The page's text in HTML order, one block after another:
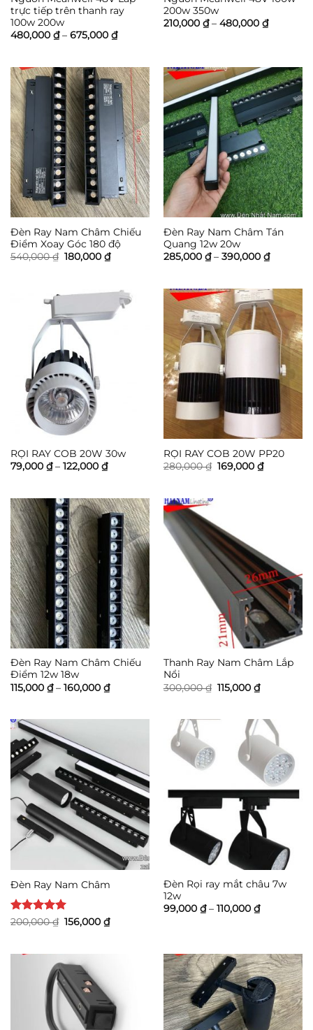
trực tiếp trên thanh ray
100w 200w
480,000 ₫ – 675,000 ₫Khoảng
giá:
đến
675,000 ₫
200w 350w
210,000 ₫ – 480,000 ₫Khoảng
giá:
480,000
Đèn Ray Nam Châm Chiếu
Điểm Xoay Góc 180 độ
540,000₫ Giá
gốc
180,000 ₫Giá
hiện
180,000 ₫.
Đèn Ray Nam Châm Tán
Quang 12w 20w
285,000 ₫ – 390,000 ₫Khoảng
giá:
đến
390,000
RỌI RAY COB 20W 30w
79,000 ₫ – 122,000 ₫Khoảng
giá:
đến
122,000 ₫
RỌI RAY COB 20W PP20
280,000₫ Giá
gốc
169,000 ₫Giá
hiện
Đèn Ray Nam Châm Chiếu
Điểm 12w 18w
115,000 ₫ – 160,000 ₫Khoảng
giá:
Thanh Ray Nam Châm Lắp
Nổi
300,000₫ Giá
gốc
115,000 ₫Giá
hiện
115,000 ₫.
Đèn Ray Nam Châm
Được xếp
200,000₫ Giá
gốc
156,000 ₫Giá
hiện
Đèn Rọi ray mắt châu 7w
12w
99,000 ₫ – 110,000 ₫Khoảng
giá:
110,000 ₫